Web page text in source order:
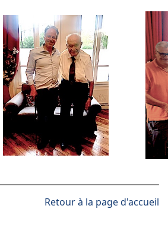
Retour à la page d'accueil